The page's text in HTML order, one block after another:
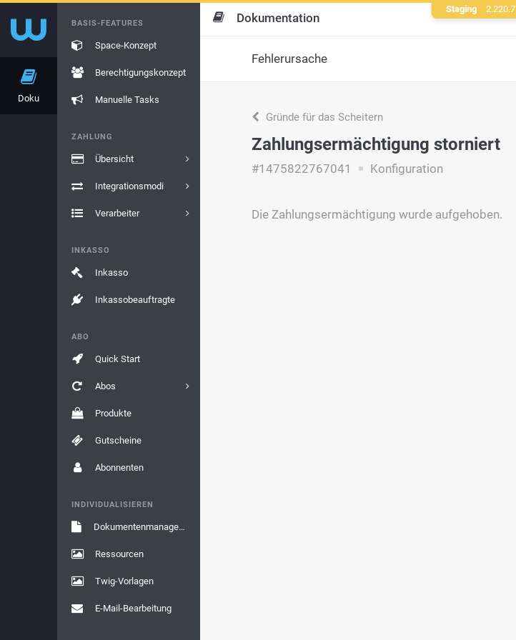
Doku
BASIS-FEATURES
Space-Konzept
Berechtigungskonzept
Manuelle Tasks
ZAHLUNG
Übersicht
Integrationsmodi
Verarbeiter
INKASSO
Inkasso
Inkassobeauftragte
ABO
Quick Start
Abos
Produkte
Gutscheine
Abonnenten
INDIVIDUALISIEREN
Dokumentenmanagement
Ressourcen
Twig-Vorlagen
E-Mail-Bearbeitung
Dokumentation
Fehlerursache
Gründe für das Scheitern
Zahlungsermächtigung storniert
#1475822767041 Konfiguration
Die Zahlungsermächtigung wurde aufgehoben.
Staging 2.220.7